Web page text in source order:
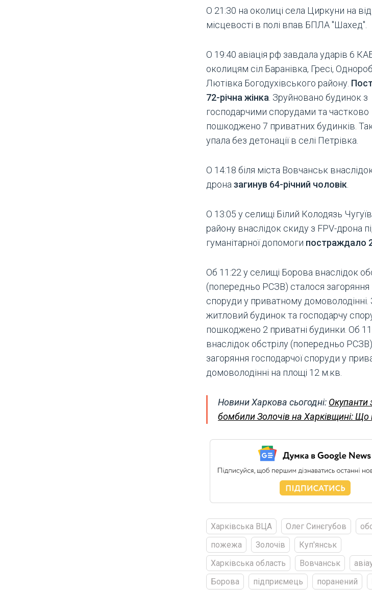
О 21:30 на околиці села Циркуни на
місцевості в полі впав БПЛА "Шахед".
О 19:40 авіація рф завдала ударів 6
околицям сіл Баранівка, Гресі,
Лютівка Богодухівського району.
72-річна жінка. Зруйновано будинок з
господарчими спорудами та частково
пошкоджено 7 приватних будинків.
упала без детонації в селі Петрівка.
О 14:18 біля міста Вовчанськ
дроназагинув 64-річний чоловік.
О 13:05 у селищі Білий Колодязь
району внаслідок скиду з FPV-дрона
гуманітарної допомоги постраждало
Об 11:22 у селищі Борова внаслідок
(попередньо РСЗВ) сталося загоряння
споруди у приватному
житловий будинок та господарчу
пошкоджено 2 приватні будинки. Об
внаслідок обстрілу (попередньо
загоряння господарчої споруди у
домоволодінні на площі 12 м.кв.
Новини Харкова сьогодні: Окупанти
бомбили Золочів на Харківщині: Що
Харківська ВЦА Олег Синєгубов
пожежа
Золочів
Куп'янськ
Харківська область
Вовчанськ
Борова
підприємець поранений